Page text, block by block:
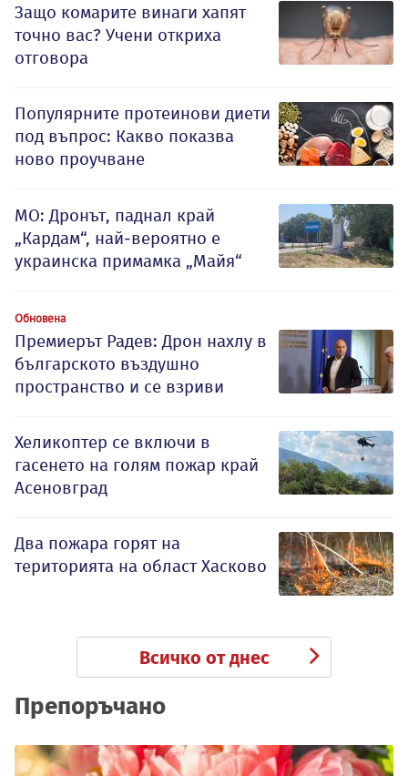
Защо комарите винаги хапят
точно вас? Учени откриха
отговора
Популярните протеинови диети
под въпрос: Какво показва
ново проучване
МО: Дронът, паднал край
„Кардам“, най-вероятно е
украинска примамка „Майя“
Обновена
Премиерът Радев: Дрон нахлу в
българското въздушно
пространство и се взриви
Хеликоптер се включи в
гасенето на голям пожар край
Асеновград
Два пожара горят на
територията на област Хасково
Всичко от днес
Препоръчано